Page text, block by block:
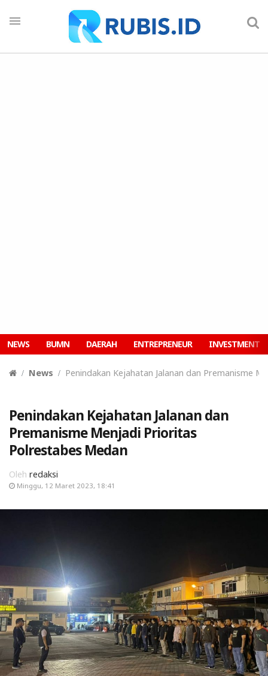
NEWS BUMN DAERAH ENTREPRENEUR INVESTMENT
News Penindakan Kejahatan Jalanan dan Premanisme
Penindakan Kejahatan Jalanan dan
Premanisme Menjadi Prioritas
Polrestabes Medan
Oleh redaksi
Minggu, 12 Maret 2023, 18:41